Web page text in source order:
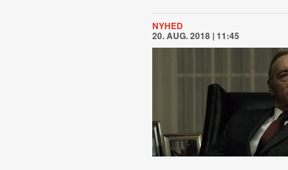
NYHED
20. AUG. 2018 | 11:45